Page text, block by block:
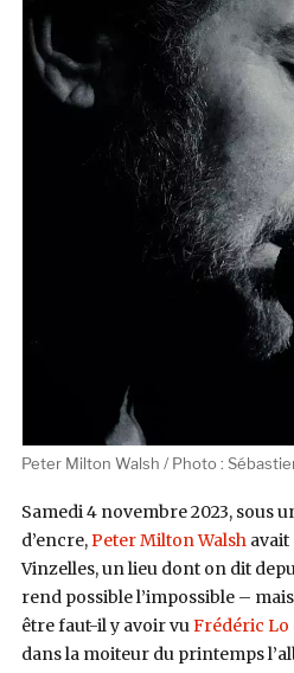
Peter Milton Walsh / Photo :
Samedi 4 novembre 2023, sous
d’encre,Peter Milton Walshavait
Vinzelles, un lieu dont on dit
rend possible l’impossible –
être faut-il y avoir vuFrédéric
dans la moiteur du printemps